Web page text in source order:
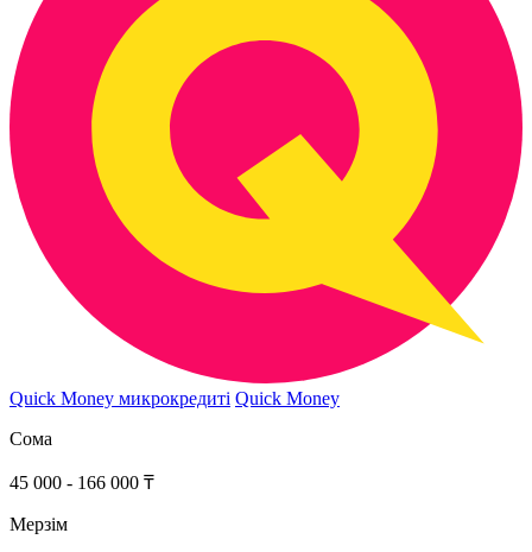
Quick Money микрокредиті Quick Money
Сома
45 000 - 166 000 ₸
Мерзім